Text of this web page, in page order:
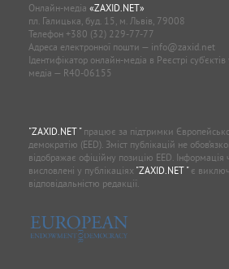
Онлайн-медіа «ZAXID.NET»
пл. Галицька, буд. 15, м. Львів, 79008
Телефон +380 (32) 229-77-77
Адреса електронної пошти — info@zaxid.net
Ідентифікатор онлайн-медіа в Реєстрі суб'єктів
медіа — R40-06155
"ZAXID.NET "працює за підтримки
демократію (EED). Зміст публікацій не
відображає офіційну позицію EED. Інформація
висловлені у публікаціях "ZAXID.NET "є
відповідальністю редакції.